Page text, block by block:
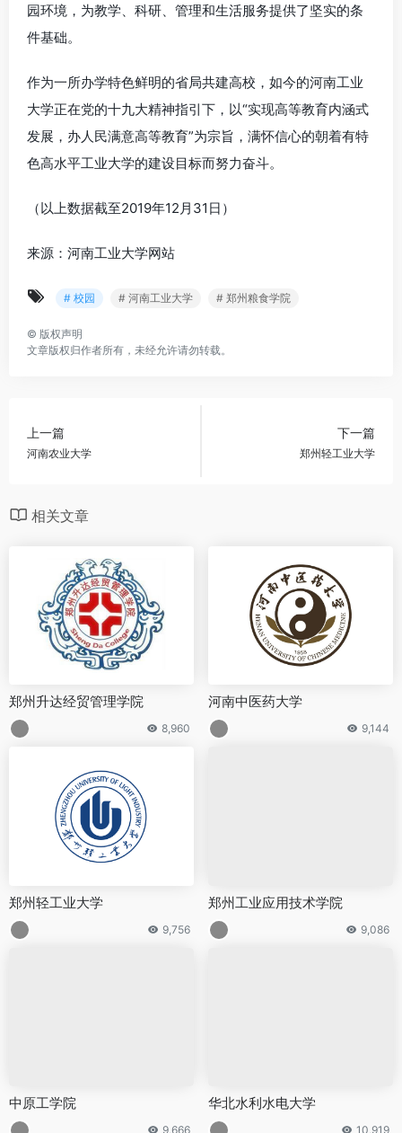
园环境，为教学、科研、管理和生活服务提供了坚实的条
件基础。
作为一所办学特色鲜明的省局共建高校，如今的河南工业
大学正在党的十九大精神指引下，以“实现高等教育内涵式
发展，办人民满意高等教育”为宗旨，满怀信心的朝着有特
色高水平工业大学的建设目标而努力奋斗。
（以上数据截至2019年12月31日）
来源：河南工业大学网站
# 校园 # 河南工业大学 # 郑州粮食学院
© 版权声明
文章版权归作者所有，未经允许请勿转载。
上一篇
河南农业大学
下一篇
郑州轻工业大学
相关文章
郑州升达经贸管理学院
8,960
河南中医药大学
9,144
郑州轻工业大学
9,756
郑州工业应用技术学院
9,086
中原工学院
9,666
华北水利水电大学
10,919